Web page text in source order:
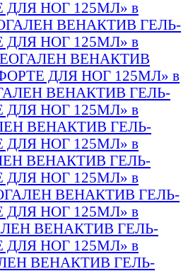
НОГ 125МЛ» в
ВЕНАКТИВ ГЕЛЬ-
НОГ 125МЛ» в
ВЕНАКТИВ
ДЛЯ НОГ 125МЛ» в
ВЕНАКТИВ ГЕЛЬ-
НОГ 125МЛ» в
ВЕНАКТИВ ГЕЛЬ-
НОГ 125МЛ» в
ВЕНАКТИВ ГЕЛЬ-
НОГ 125МЛ» в
ВЕНАКТИВ ГЕЛЬ-
НОГ 125МЛ» в
ВЕНАКТИВ ГЕЛЬ-
НОГ 125МЛ» в
ВЕНАКТИВ ГЕЛЬ-